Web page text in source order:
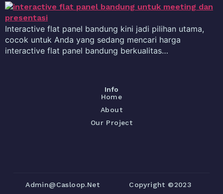
Interactive flat panel bandung kini jadi pilihan utama,
cocok untuk Anda yang sedang mencari harga
interactive flat panel bandung berkualitas…
Info
Home
About
Our Project
Admin@casloop.net Copyright ©2023